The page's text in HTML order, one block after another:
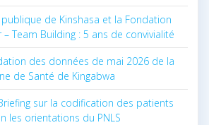
de Kinshasa et la Fondation
– Team Building : 5 ans de convivialité
des données de mai 2026 de la
de Santé de Kingabwa
sur la codification des patients
les orientations du PNLS